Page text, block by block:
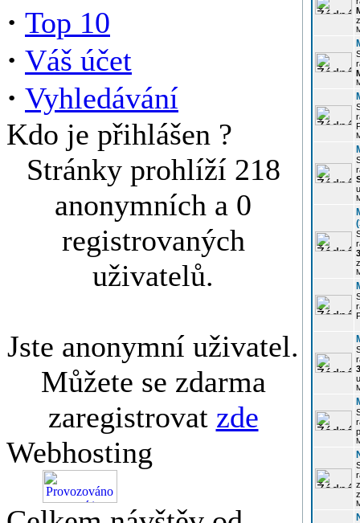
· Top 10
· Váš účet
· Vyhledávání
Kdo je přihlášen ?
Stránky prohlíží 218
anonymních a 0
registrovaných
uživatelů.
Jste anonymní uživatel.
Můžete se zdarma
zaregistrovat zde
Webhosting